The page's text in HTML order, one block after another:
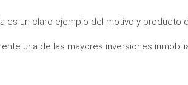
es un claro ejemplo del motivo y producto
una de las mayores inversiones